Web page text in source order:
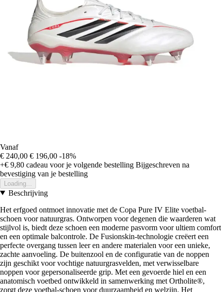
Vanaf
€ 240,00 € 196,00 -18%
+€ 9,80 cadeau voor je volgende bestelling Bijgeschreven na
bevestiging van je bestelling
Loading...
Beschrijving
Het erfgoed ontmoet innovatie met de Copa Pure IV Elite voetbal-
schoen voor natuurgras. Ontworpen voor degenen die waarderen wat
stijlvol is, biedt deze schoen een moderne pasvorm voor ultiem comfort
en een optimale balcontrole. De Fusionskin-technologie creëert een
perfecte overgang tussen leer en andere materialen voor een unieke,
zachte aanvoeling. De buitenzool en de configuratie van de noppen
zijn geschikt voor vochtige natuurgrasvelden, met verwisselbare
noppen voor gepersonaliseerde grip. Met een gevoerde hiel en een
anatomisch voetbed ontwikkeld in samenwerking met Ortholite®,
zorgt deze voetbal-schoen voor duurzaamheid en welzijn. Het